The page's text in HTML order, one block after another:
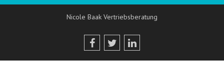
Nicole Baak Vertriebsberatung